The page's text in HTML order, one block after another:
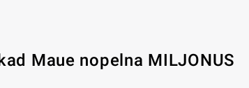
Maue nopelna MILJONUS